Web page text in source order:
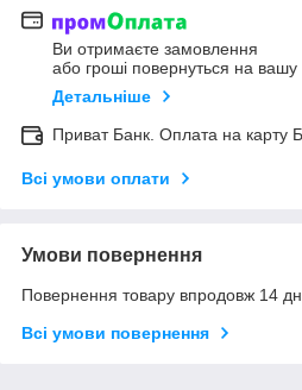
Ви отримаєте замовлення
або гроші повернуться на вашу
Детальніше
Приват Банк. Оплата на
Всі умови оплати
Умови повернення
Повернення товару впродовж 14
Всі умови повернення